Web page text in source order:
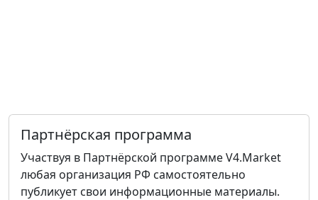
Партнёрская программа
Участвуя в Партнёрской программе V4.Market
любая организация РФ самостоятельно
публикует свои информационные материалы.